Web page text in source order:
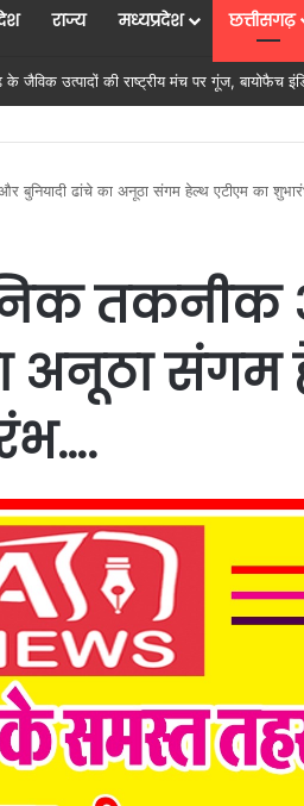
राज्य मध्यप्रदेश छत्तीसगढ़
बुनियादी ढांचे का अनूठा संगम हेल्थ एटीएम का
तकनीक
अनूठा संगम